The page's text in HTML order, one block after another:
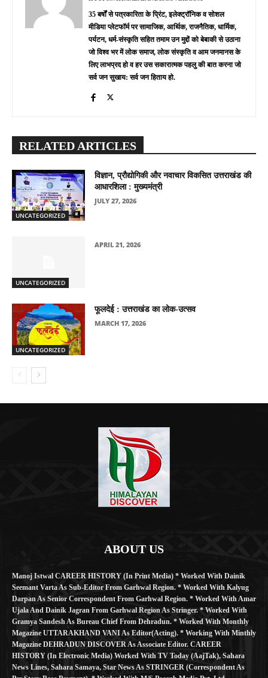
35 बर्षों से पत्रकारिता के प्रिंट, इलेक्ट्रॉनिक व सोशल
मीडिया प्लेटफॉर्म पर सामाजिक, आर्थिक, राजनैतिक, धार्मिक,
पर्यटन, धर्म-संस्कृति सहित तमाम उन मुद्दों को बेबाकी से उठाना
जो विश्व भर में लोक समाज, लोक संस्कृति व आम जनमानस के
लिए लाभप्रद हो व हर उस सकारात्मक पहलु की बात करना जो
सर्व जन सुखाय: सर्व जन हिताय हो.
RELATED ARTICLES
UNCATEGORIZED
विज्ञान, प्रौद्योगिकी और नवाचार विकसित उत्तराखंड की
आधारशिला : मुख्यमंत्री
JULY 27, 2026
UNCATEGORIZED
APRIL 21, 2026
UNCATEGORIZED
फूलदेई : उत्तराखंड का लोक-उत्सव
MARCH 17, 2026
ABOUT US
Manoj Istwal CAREER HISTORY (in Print Media) * Worked With Dainik
Seemant Varta As Sub-Editor From Garhwal Region. * Worked With Kalyug
Darpan As Senior Correspondent From Garhwal Region. * Worked With Amar
Ujala And Dainik Jagran From Garhwal Region As Stringer. * Worked With
Gramya Sandesh As Bureau Chief From Dehradun. * Worked With Monthly
Magazine UTTARAKHAND VANI As Editor(Acting). * Working With Minthly
Magazine DEHRADUN DISCOVER As Associate Editor. CAREER
HISTORY (in Electronic Media) Worked With TV Today (AajTak), Sahara
News Lines, Sahara Samaya, Star News As STRINGER (Correspondent As